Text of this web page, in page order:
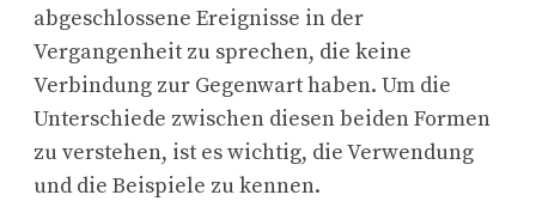
abgeschlossene Ereignisse in der
Vergangenheit zu sprechen, die keine
Verbindung zur Gegenwart haben. Um die
Unterschiede zwischen diesen beiden Formen
zu verstehen, ist es wichtig, die Verwendung
und die Beispiele zu kennen.